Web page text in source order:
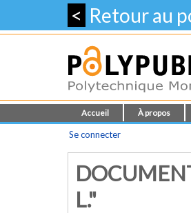
< Retour au
Accueil À propos
Se connecter
L."